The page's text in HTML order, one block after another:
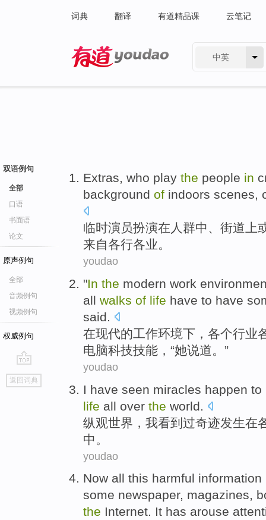
词典 翻译 有道精品课 云笔记
中英
双语例句
全部
口语
书面语
论文
原声例句
全部
音频例句
视频例句
权威例句
go
top
返回词典
Extras, who play the people in
background of indoors scenes,
临时演员扮演在人群中、街道上
来自各行各业。
youdao
"In the modern work
all walks of life have to have
said.
在现代的工作环境下 ， 各个行业
电脑科技技能 ，“她说道。”
youdao
I have seen miracles happen to
life all over the world
纵观世界， 我看到 过奇迹发生在
中。
youdao
Now all this harmful information
some newspaper, magazines,
the Internet. It has arouse